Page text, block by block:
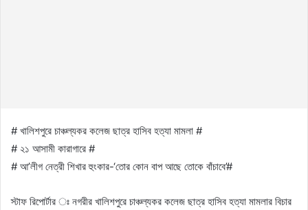
# খালিশপুরে চাঞ্চল্যকর কলেজ ছাত্র হাসিব হত্যা মামলা #
# ২১ আসামী কারাগারে #
# আ’লীগ নেত্রী শিখার হুংকার-‘তোর কোন বাপ আছে তোকে বাঁচাবে’#
স্টাফ রিপোর্টার ঃ নগরীর খালিশপুরে চাঞ্চল্যকর কলেজ ছাত্র হাসিব হত্যা মামলার বিচার